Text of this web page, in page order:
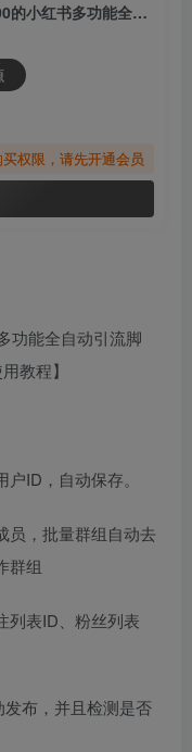
（6998期）【引流必备】外面收费1800的小红书多功能全自动引流脚本，解放双手自动引流
权限，请先开通会员
功能全自动引流脚
教程】
ID，自动保存。
员，批量群组自动去
群组
列表ID、粉丝列表
布，并且检测是否